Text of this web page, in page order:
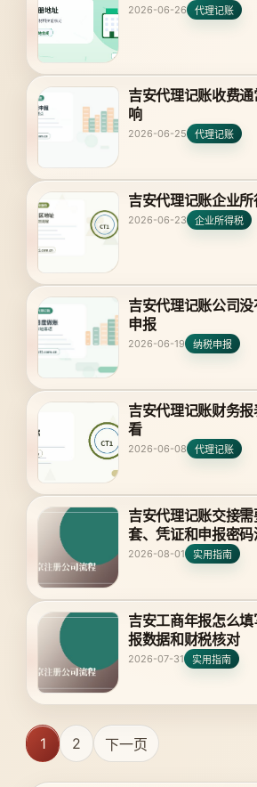
2026-06-26 代理记账
吉安代理记账收费
响
2026-06-25 代理记账
吉安代理记账企业
2026-06-23 企业所得税
吉安代理记账公司
申报
2026-06-19 纳税申报
吉安代理记账财务
看
2026-06-08 代理记账
吉安代理记账交接
套、凭证和申报密码
2026-08-01 实用指南
吉安工商年报怎么
报数据和财税核对
2026-07-31 实用指南
1 2 下一页